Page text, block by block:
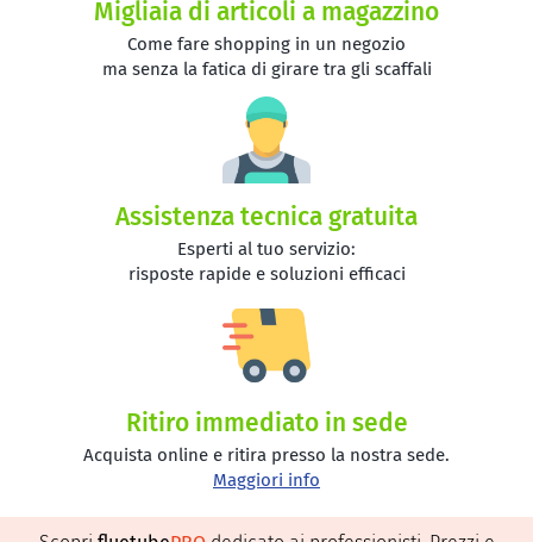
Migliaia di articoli a magazzino
Come fare shopping in un negozio
ma senza la fatica di girare tra gli scaffali
Assistenza tecnica gratuita
Esperti al tuo servizio:
risposte rapide e soluzioni efficaci
Ritiro immediato in sede
Acquista online e ritira presso la nostra sede.
Maggiori info